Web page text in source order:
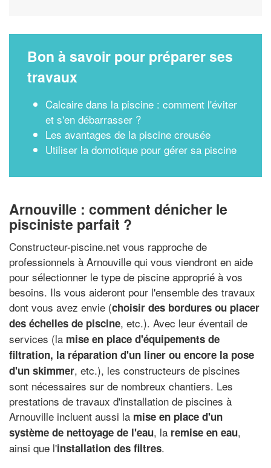
Bon à savoir pour préparer ses
travaux
Calcaire dans la piscine : comment l'éviter
et s'en débarrasser ?
Les avantages de la piscine creusée
Utiliser la domotique pour gérer sa piscine
Arnouville : comment dénicher le
pisciniste parfait ?
Constructeur-piscine.net vous rapproche de
professionnels à Arnouville qui vous viendront en aide
pour sélectionner le type de piscine approprié à vos
besoins. Ils vous aideront pour l'ensemble des travaux
dont vous avez envie (choisir des bordures ou placer
des échelles de piscine, etc.). Avec leur éventail de
services (la mise en place d'équipements de
filtration, la réparation d'un liner ou encore la pose
d'un skimmer, etc.), les constructeurs de piscines
sont nécessaires sur de nombreux chantiers. Les
prestations de travaux d'installation de piscines à
Arnouville incluent aussi la mise en place d'un
système de nettoyage de l'eau, la remise en eau,
ainsi que l'installation des filtres.